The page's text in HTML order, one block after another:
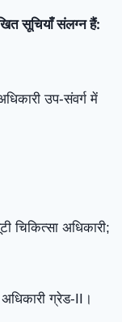
सूचियाँ संलग्न हैं:
उप-संवर्ग में
चिकित्सा अधिकारी;
ग्रेड-II।